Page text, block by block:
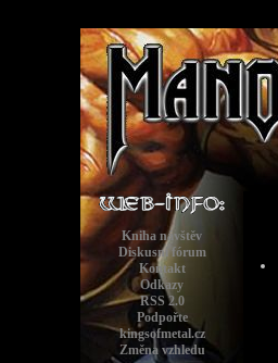
Kniha návštěv
Diskusní fórum
Kontakt
Odkazy
RSS 2.0
Podpořte
kingsofmetal.cz
Změna vzhledu